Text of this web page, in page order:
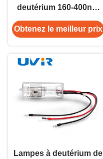
deutérium 160-400nm
Tube de quartz 80V
2500h
Obtenez le meilleur prix
Lampes à deutérium de